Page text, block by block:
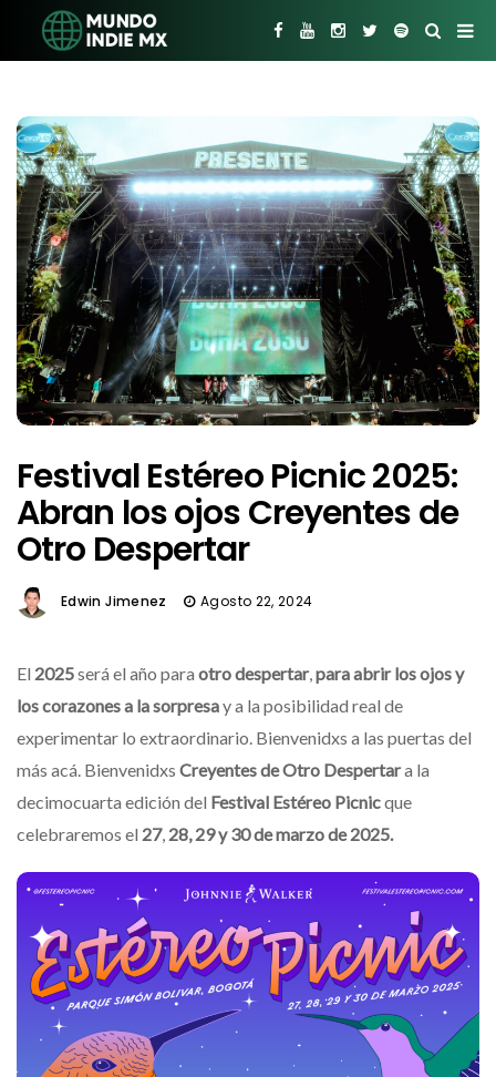
Festival Estéreo Picnic 2025:
Abran los ojos Creyentes de
Otro Despertar
Edwin Jimenez Agosto 22, 2024
El 2025será el año para otro despertar,para abrir los ojos y
los corazones a la sorpresay a la posibilidad real de
experimentar lo extraordinario. Bienvenidxs a las puertas del
más acá. Bienvenidxs Creyentes de Otro Despertara la
decimocuarta edición del Festival Estéreo Picnicque
celebraremos el 27, 28, 29 y 30 de marzo de 2025.